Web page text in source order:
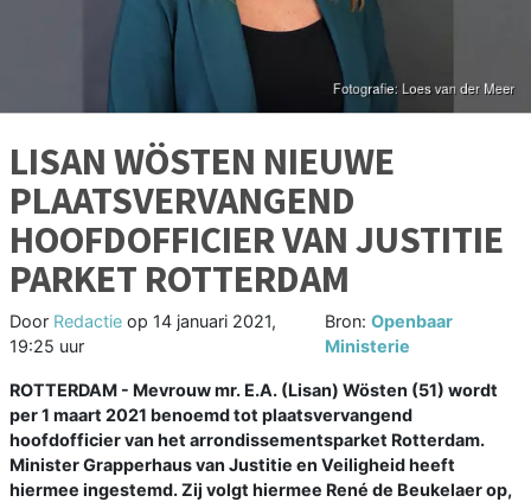
LISAN WÖSTEN NIEUWE
PLAATSVERVANGEND
HOOFDOFFICIER VAN JUSTITIE
PARKET ROTTERDAM
Door Redactie op 14 januari 2021,
19:25 uur
Bron: Openbaar
Ministerie
ROTTERDAM - Mevrouw mr. E.A. (Lisan) Wösten (51) wordt
per 1 maart 2021 benoemd tot plaatsvervangend
hoofdofficier van het arrondissementsparket Rotterdam.
Minister Grapperhaus van Justitie en Veiligheid heeft
hiermee ingestemd. Zij volgt hiermee René de Beukelaer op,